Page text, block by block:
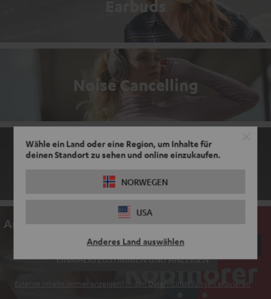
Wähle ein Land oder eine Region, um Inhalte für
deinen Standort zu sehen und online einzukaufen.
NORWEGEN
USA
Anderes Land auswählen
Earbuds
Noise Cancelling
In-Ear-Kopfhörer
An dieser Stelle befindet sich ein Video
EINMALIG ZUSTIMMEN UND ANZEIGEN
Externe Inhalte immer anzeigen? In den Daten‑Einstellungen aktivieren